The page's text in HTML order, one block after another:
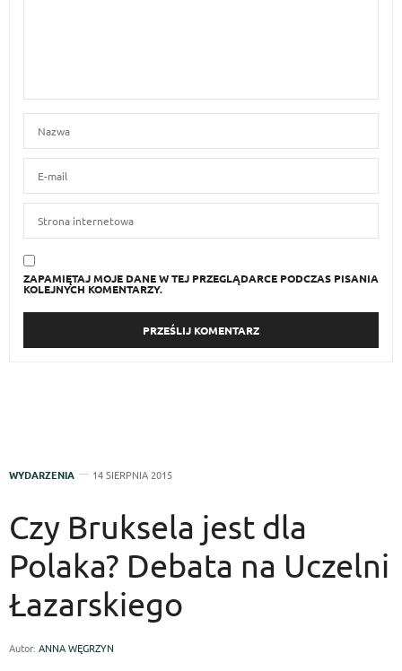
ZAPAMIĘTAJ MOJE DANE W TEJ PRZEGLĄDARCE PODCZAS PISANIA
KOLEJNYCH KOMENTARZY.
WYDARZENIA 14 SIERPNIA 2015
Czy Bruksela jest dla
Polaka? Debata na Uczelni
Łazarskiego
Autor: ANNA WĘGRZYN